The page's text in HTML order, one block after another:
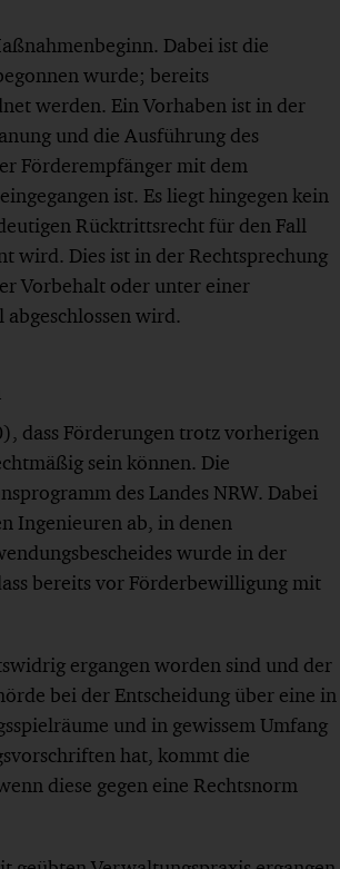
Dabei ist die
wurde; bereits
werden. Ein Vorhaben ist in der
und die Ausführung des
Förderempfänger mit dem
ist. Es liegt hingegen kein
Rücktrittsrecht für den Fall
wird. Dies ist in der Rechtsprechung
Vorbehalt oder unter einer
wird.
dass Förderungen trotz vorherigen
sein können. Die
des Landes NRW. Dabei
Ingenieuren ab, in denen
wurde in der
bereits vor Förderbewilligung mit
ergangen worden sind und der
bei der Entscheidung über eine in
und in gewissem Umfang
hat, kommt die
diese gegen eine Rechtsnorm